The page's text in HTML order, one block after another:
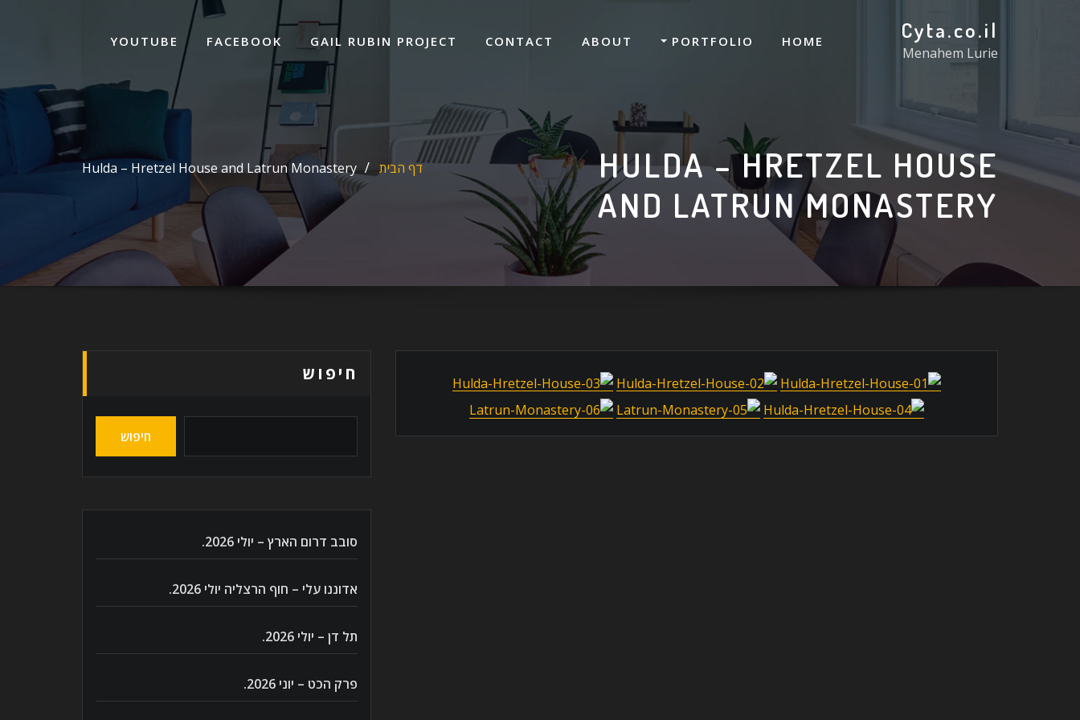
Cyta.co.il
Menahem Lurie
HOME
PORTFOLIO
ABOUT
CONTACT
GAIL RUBIN PROJECT
FACEBOOK
YOUTUBE
HULDA – HRETZEL HOUSE
AND LATRUN MONASTERY
דף הבית Hulda – Hretzel House and Latrun Monastery
חיפוש
חיפוש
סובב דרום הארץ – יולי 2026.
אדוננו עלי – חוף הרצליה יולי 2026.
תל דן – יולי 2026.
פרק הכט – יוני 2026.